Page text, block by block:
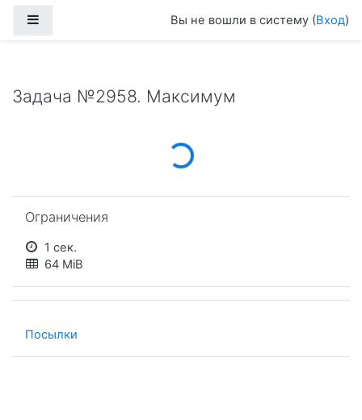
Вы не вошли в систему (Вход)
Задача №2958. Максимум
Loading...
Ограничения
1 сек.
64 MiB
Посылки